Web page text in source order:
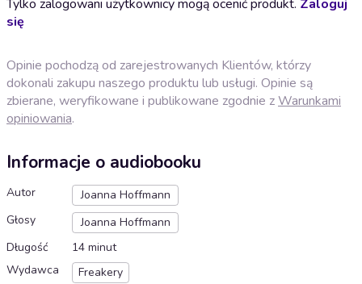
Tylko zalogowani użytkownicy mogą ocenić produkt. Zaloguj
się
Opinie pochodzą od zarejestrowanych Klientów, którzy
dokonali zakupu naszego produktu lub usługi. Opinie są
zbierane, weryfikowane i publikowane zgodnie zWarunkami
opiniowania.
Informacje o audiobooku
Autor
Joanna Hoffmann
Głosy
Joanna Hoffmann
Długość
14 minut
Wydawca
Freakery